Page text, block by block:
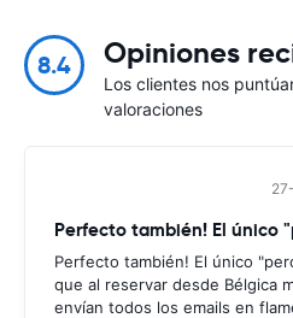
8.4 Opiniones
Los clientes nos
valoraciones
Perfecto también! El único
Perfecto también! El único
que al reservar desde Bélgica
envían todos los emails en